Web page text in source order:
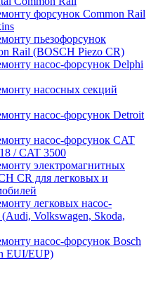
форсунок Common Rail
пьезофорсунок
Rail (BOSCH Piezo CR)
насос-форсунок Delphi
насосных секций
насос-форсунок Detroit
насос-форсунок CAT
/ CAT 3500
электромагнитных
CR для легковых и
легковых насос-
Volkswagen, Skoda,
насос-форсунок Bosch
EUI/EUP)